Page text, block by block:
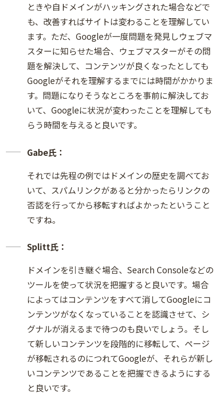
ときや自ドメインがハッキングされた場合などで
も、改善すればサイトは変わることを理解してい
ます。ただ、Googleが一度問題を発見しウェブマ
スターに知らせた場合、ウェブマスターがその問
題を解決して、コンテンツが良くなったとしても
Googleがそれを理解するまでには時間がかかりま
す。問題になりそうなところを事前に解決してお
いて、Googleに状況が変わったことを理解しても
らう時間を与えると良いです。
Gabe氏：
それでは先程の例ではドメインの歴史を調べてお
いて、スパムリンクがあると分かったらリンクの
否認を行ってから移転すればよかったということ
ですね。
Splitt氏：
ドメインを引き継ぐ場合、Search Consoleなどの
ツールを使って状況を把握すると良いです。場合
によってはコンテンツをすべて消してGoogleにコ
ンテンツがなくなっていることを認識させて、シ
グナルが消えるまで待つのも良いでしょう。そし
て新しいコンテンツを段階的に移転して、ページ
が移転されるのにつれてGoogleが、それらが新し
いコンテンツであることを把握できるようにする
と良いです。